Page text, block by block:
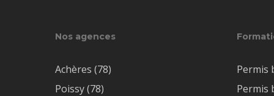
Nos agences
Achères (78)
Poissy (78)
Permis
Permis